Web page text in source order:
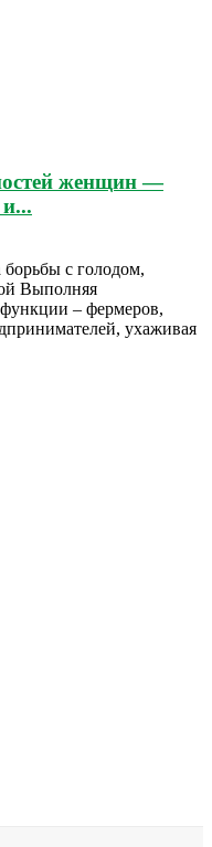
женщин —
с голодом,
Выполняя
– фермеров,
ухаживая